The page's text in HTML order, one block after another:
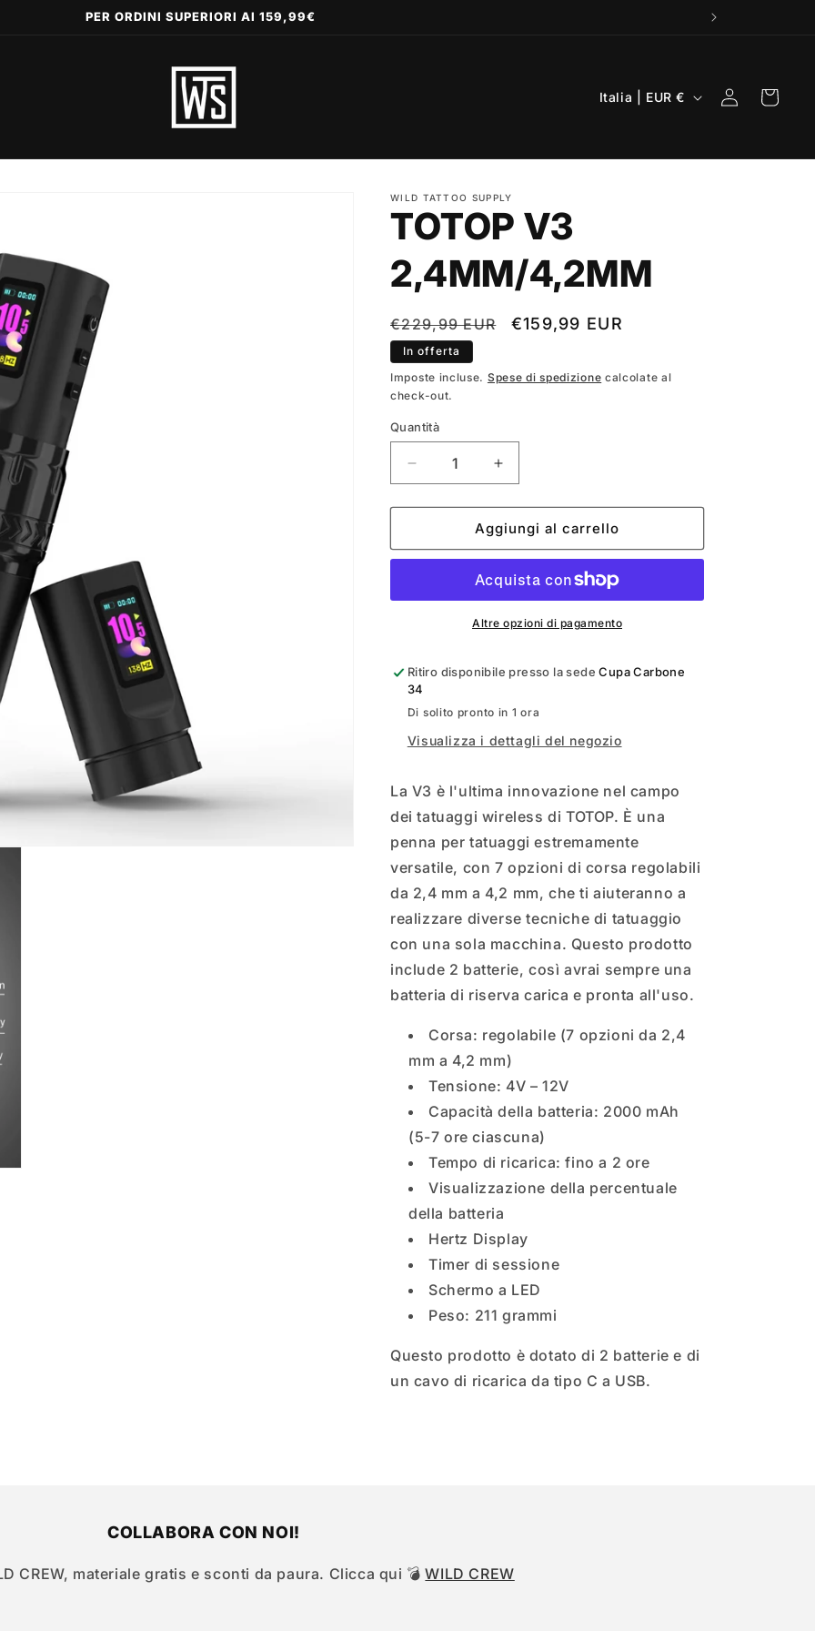
PER ORDINI SUPERIORI AI 159,99€
P
A
r
e
g
a
f
i
c
a
Italia | EUR € Accedi Carrello
WILD TATTOO SUPPLY
TOTOP V3
2,4MM/4,2MM
Prezzo
di
listino
€229,99 EUR
Prezzo
€159,99 EUR
In offerta
Imposte incluse. Spese di spedizione calcolate al
check-out.
Quantità
Diminuisci
quantità
per
V3
Aumenta
quantità
per
TOTOP
V3
2,4MM/4,2MM
Aggiungi al carrello
Altre opzioni di pagamento
Ritiro disponibile presso la sedeCupa Carbone
34
Di solito pronto in 1 ora
Visualizza i dettagli del negozio
La V3 è l'ultima innovazione nel campo
dei tatuaggi wireless di TOTOP. È una
penna per tatuaggi estremamente
versatile, con 7 opzioni di corsa regolabili
da 2,4 mm a 4,2 mm, che ti aiuteranno a
realizzare diverse tecniche di tatuaggio
con una sola macchina. Questo prodotto
include 2 batterie, così avrai sempre una
batteria di riserva carica e pronta all'uso.
Corsa: regolabile (7 opzioni da 2,4
mm a 4,2 mm)
Tensione: 4V – 12V
Capacità della batteria: 2000 mAh
(5-7 ore ciascuna)
Tempo di ricarica: fino a 2 ore
Visualizzazione della percentuale
della batteria
Hertz Display
Timer di sessione
Schermo a LED
Peso: 211 grammi
Questo prodotto è dotato di 2 batterie e di
un cavo di ricarica da tipo C a USB.
COLLABORA CON NOI!
CREW, materiale gratis e sconti da paura. Clicca qui 💣WILD CREW